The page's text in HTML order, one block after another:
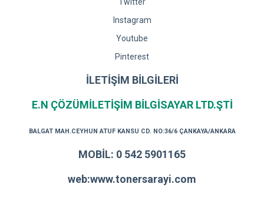
Instagram
Youtube
Pinterest
İLETİŞİM BİLGİLERİ
E.N ÇÖZÜMİLETİŞİM BİLGİSAYAR LTD.ŞTİ
BALGAT MAH.CEYHUN ATUF KANSU CD. NO:36/6 ÇANKAYA/ANKARA
MOBİL: 0 542 5901165
web:www.tonersarayi.com